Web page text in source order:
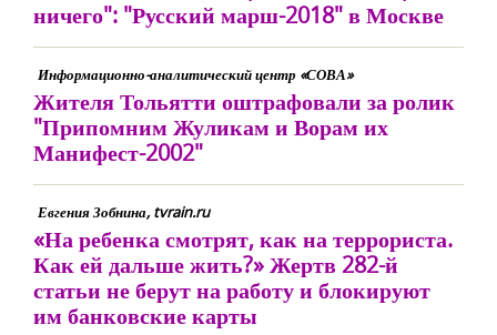
ничего": "Русский марш-2018" в Москве
Информационно-аналитический центр «СОВА»
Жителя Тольятти оштрафовали за ролик
"Припомним Жуликам и Ворам их
Манифест-2002"
Евгения Зобнина, tvrain.ru
«На ребенка смотрят, как на террориста.
Как ей дальше жить?» Жертв 282-й
статьи не берут на работу и блокируют
им банковские карты